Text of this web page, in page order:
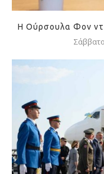
Η Ούρσουλα Φον